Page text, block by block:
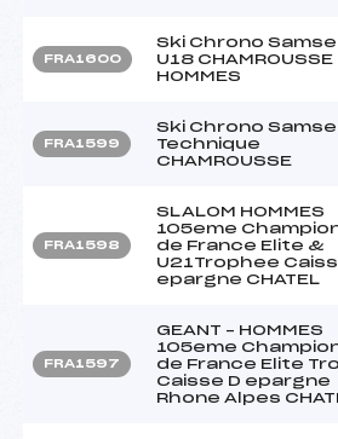
FRA1600
Ski Chrono Samse
U18 CHAMROUSSE
HOMMES
FRA1599
Ski Chrono Samse
Technique
CHAMROUSSE
FRA1598
SLALOM HOMMES
105eme
de France Elite &
U21Trophee
epargne CHATEL
FRA1597
GEANT – HOMMES
105eme
de France Elite
Caisse D epargne
Rhone Alpes